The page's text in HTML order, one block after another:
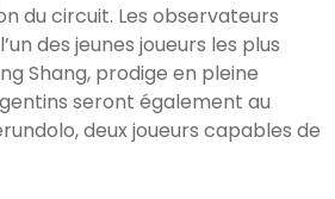
du circuit. Les observateurs
des jeunes joueurs les plus
Shang, prodige en pleine
seront également au
deux joueurs capables de